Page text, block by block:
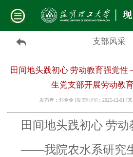
支部风采
田间地头践初心 劳动教育强党
生党支部开展劳动教
发布者：郭金金 [发表时间]：2025-12-01 [
田间地头践初心 劳
——我院农水系研究